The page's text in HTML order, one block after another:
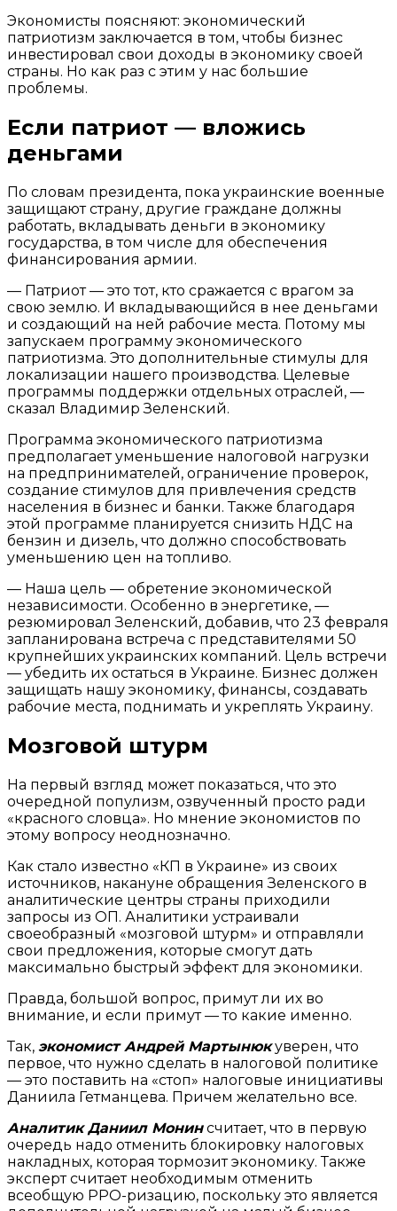
Экономисты поясняют: экономический
патриотизм заключается в том, чтобы бизнес
инвестировал свои доходы в экономику своей
страны. Но как раз с этим у нас большие
проблемы.
Если патриот — вложись
деньгами
По словам президента, пока украинские военные
защищают страну, другие граждане должны
работать, вкладывать деньги в экономику
государства, в том числе для обеспечения
финансирования армии.
— Патриот — это тот, кто сражается с врагом за
свою землю. И вкладывающийся в нее деньгами
и создающий на ней рабочие места. Потому мы
запускаем программу экономического
патриотизма. Это дополнительные стимулы для
локализации нашего производства. Целевые
программы поддержки отдельных отраслей, —
сказал Владимир Зеленский.
Программа экономического патриотизма
предполагает уменьшение налоговой нагрузки
на предпринимателей, ограничение проверок,
создание стимулов для привлечения средств
населения в бизнес и банки. Также благодаря
этой программе планируется снизить НДС на
бензин и дизель, что должно способствовать
уменьшению цен на топливо.
— Наша цель — обретение экономической
независимости. Особенно в энергетике, —
резюмировал Зеленский, добавив, что 23 февраля
запланирована встреча с представителями 50
крупнейших украинских компаний. Цель встречи
— убедить их остаться в Украине. Бизнес должен
защищать нашу экономику, финансы, создавать
рабочие места, поднимать и укреплять Украину.
Мозговой штурм
На первый взгляд может показаться, что это
очередной популизм, озвученный просто ради
«красного словца». Но мнение экономистов по
этому вопросу неоднозначно.
Как стало известно «КП в Украине» из своих
источников, накануне обращения Зеленского в
аналитические центры страны приходили
запросы из ОП. Аналитики устраивали
своеобразный «мозговой штурм» и отправляли
свои предложения, которые смогут дать
максимально быстрый эффект для экономики.
Правда, большой вопрос, примут ли их во
внимание, и если примут — то какие именно.
Так, экономист Андрей Мартынюкуверен, что
первое, что нужно сделать в налоговой политике
— это поставить на «стоп» налоговые инициативы
Даниила Гетманцева. Причем желательно все.
Аналитик Даниил Монинсчитает, что в первую
очередь надо отменить блокировку налоговых
накладных, которая тормозит экономику. Также
эксперт считает необходимым отменить
всеобщую РРО-ризацию, поскольку это является